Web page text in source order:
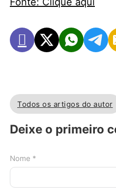
Todos os artigos do autor
Deixe o primeiro
Nome *